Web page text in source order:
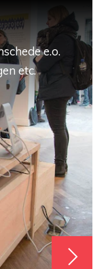
e.o.
etc.